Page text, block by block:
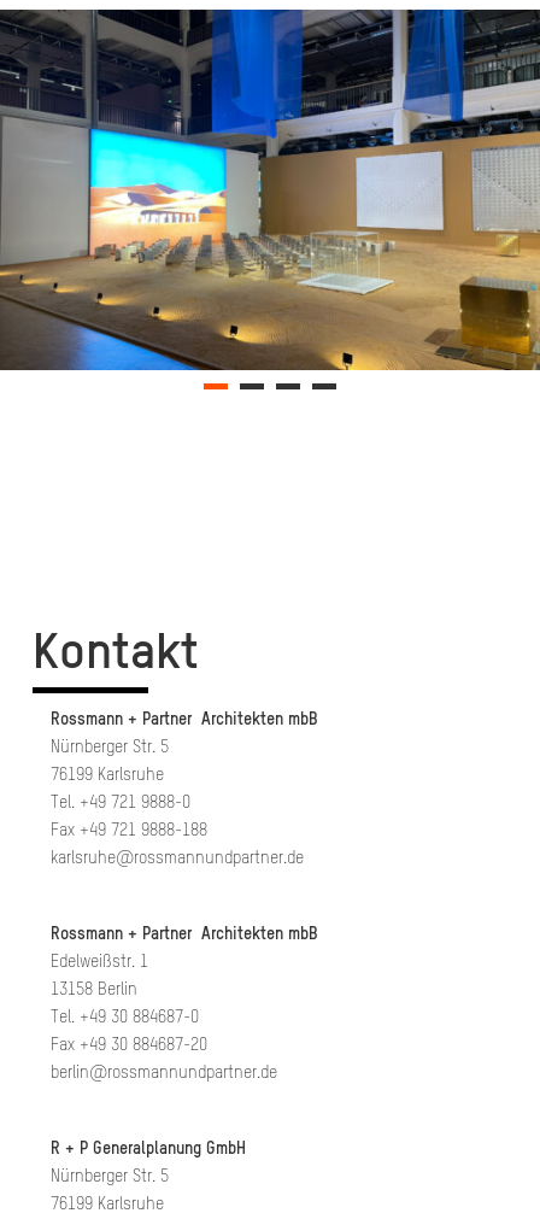
Kontakt
Rossmann + Partner Architekten mbB
Nürnberger Str. 5
76199 Karlsruhe
Tel. +49 721 9888-0
Fax +49 721 9888-188
karlsruhe@rossmannundpartner.de
Rossmann + Partner Architekten mbB
Edelweißstr. 1
13158 Berlin
Tel. +49 30 884687-0
Fax +49 30 884687-20
berlin@rossmannundpartner.de
R + P Generalplanung GmbH
Nürnberger Str. 5
76199 Karlsruhe